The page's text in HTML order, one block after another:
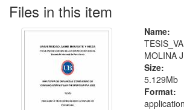
Files in this item
Name:
MOLINA
Size:
5.129Mb
Format: